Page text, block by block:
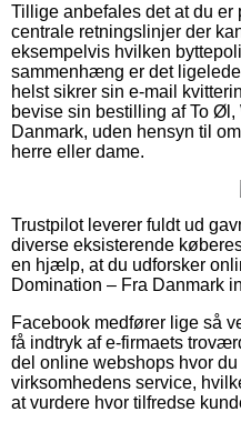
Tillige anbefales det at du er
centrale retningslinjer der
eksempelvis hvilken
sammenhæng er det
helst sikrer sin e-mail
bevise sin bestilling af To
Danmark, uden hensyn til
herre eller dame.
Trustpilot leverer fuldt ud
diverse eksisterende
en hjælp, at du udforsker
Domination – Fra Danmark
Facebook medfører lige så
få indtryk af e-firmaets
del online webshops hvor
virksomhedens service,
at vurdere hvor tilfredse